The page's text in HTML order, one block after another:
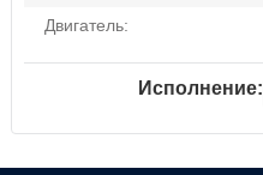
Двигатель:
Исполнение: